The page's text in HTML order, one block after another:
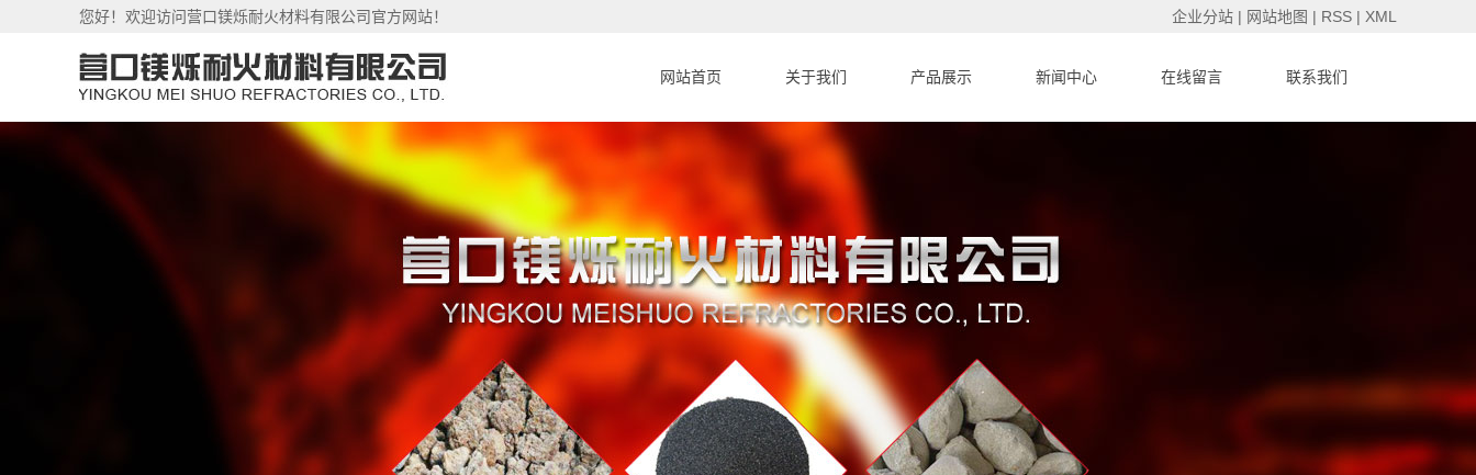
您好！欢迎访问营口镁烁耐火材料有限公司官方网站！ 企业分站 | 网站地图 | RSS | XML
网站首页 关于我们 产品展示 新闻中心 在线留言 联系我们